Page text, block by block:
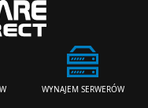
WYNAJEM SERWERÓW